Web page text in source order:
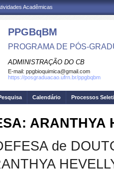
Acadêmicas
PPGBqBM
PROGRAMA DE PÓS-
ADMINISTRAÇÃO DO CB
E-mail: ppgbioquimica@gmail.com
https://posgraduacao.ufrn.br/ppgbqbm
Calendário Processos
ARANTHYA
de